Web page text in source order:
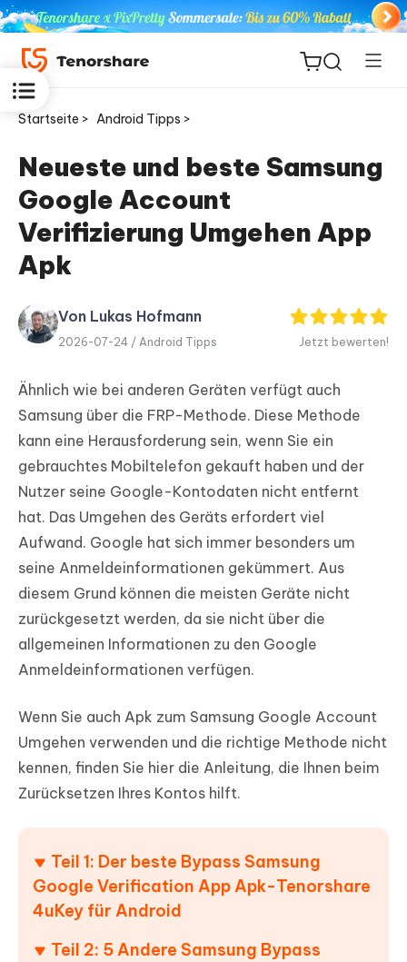
ReiBoot
for iOS
PDNob
Editor
Startseite > Android Tipps >
Neueste und beste Samsung
Google Account
Verifizierung Umgehen App
Apk
Von Lukas Hofmann
2026-07-24 / Android Tipps Jetzt bewerten!
Ähnlich wie bei anderen Geräten verfügt auch
Samsung über die FRP-Methode. Diese Methode
kann eine Herausforderung sein, wenn Sie ein
gebrauchtes Mobiltelefon gekauft haben und der
Nutzer seine Google-Kontodaten nicht entfernt
hat. Das Umgehen des Geräts erfordert viel
Aufwand. Google hat sich immer besonders um
seine Anmeldeinformationen gekümmert. Aus
diesem Grund können die meisten Geräte nicht
zurückgesetzt werden, da sie nicht über die
allgemeinen Informationen zu den Google
Anmeldeinformationen verfügen.
Wenn Sie auch Apk zum Samsung Google Account
Umgehen verwenden und die richtige Methode nicht
kennen, finden Sie hier die Anleitung, die Ihnen beim
Zurücksetzen Ihres Kontos hilft.
Teil 1: Der beste Bypass Samsung
Google Verification App Apk-Tenorshare
4uKey für Android
Teil 2: 5 Andere Samsung Bypass